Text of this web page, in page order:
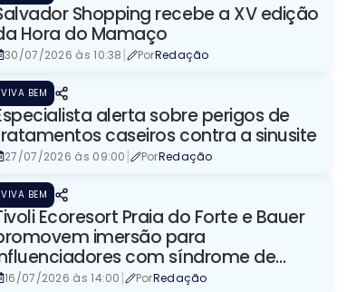
Shopping recebe a XV edição
Hora do Mamaço
30/07/2026 às 10:38 | PorRedação
VIVA BEM
alerta sobre perigos de
caseiros contra a sinusite
27/07/2026 às 09:00 | PorRedação
VIVA BEM
Ecoresort Praia do Forte e Bauer
imersão para
com síndrome de
16/07/2026 às 14:00 | PorRedação